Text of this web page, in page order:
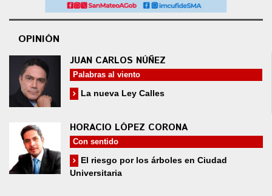
OPINIÓN
JUAN CARLOS NÚÑEZ
Palabras al viento
La nueva Ley Calles
HORACIO LÓPEZ CORONA
Con sentido
El riesgo por los árboles en Ciudad
Universitaria